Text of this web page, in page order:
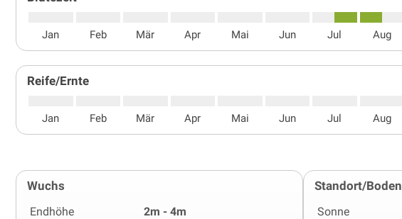
Jan Feb Mär Apr Mai Jun Jul Aug
Reife/Ernte
Jan Feb Mär Apr Mai Jun Jul Aug
Wuchs
Endhöhe 2m - 4m
Standort/Boden
Sonne